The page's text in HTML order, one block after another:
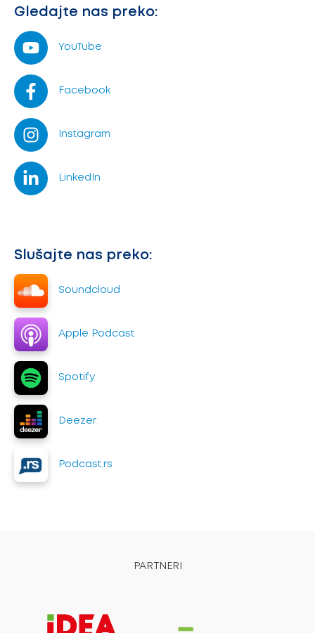
Gledajte nas preko:
YouTube
Facebook
Instagram
LinkedIn
Slušajte nas preko:
Soundcloud
Apple Podcast
Spotify
Deezer
Podcast.rs
PARTNERI